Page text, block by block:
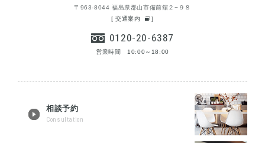
〒963-8044 福島県郡山市備前舘２−９８
[交通案内 ]
0120-20-6387
営業時間 10:00～18:00
相談予約
Consultation